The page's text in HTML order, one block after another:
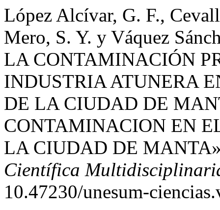
López Alcívar, G. F.,
Mero, S. Y. y Váquez
LA CONTAMINACIÓN
INDUSTRIA ATUNERA
DE LA CIUDAD DE
CONTAMINACION EN
LA CIUDAD DE
Científica
10.47230/unesum-